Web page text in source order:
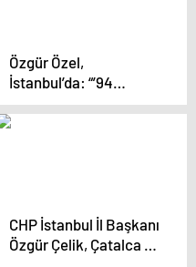
Özgür Özel,
İstanbul’da: “’94
Ruhuyla’ Diyorlar.
CHP İstanbul İl Başkanı
Özgür Çelik, Çatalca ve